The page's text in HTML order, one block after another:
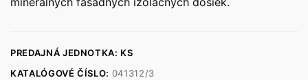
PREDAJNÁ JEDNOTKA: KS
KATALÓGOVÉ ČÍSLO: 041312/3